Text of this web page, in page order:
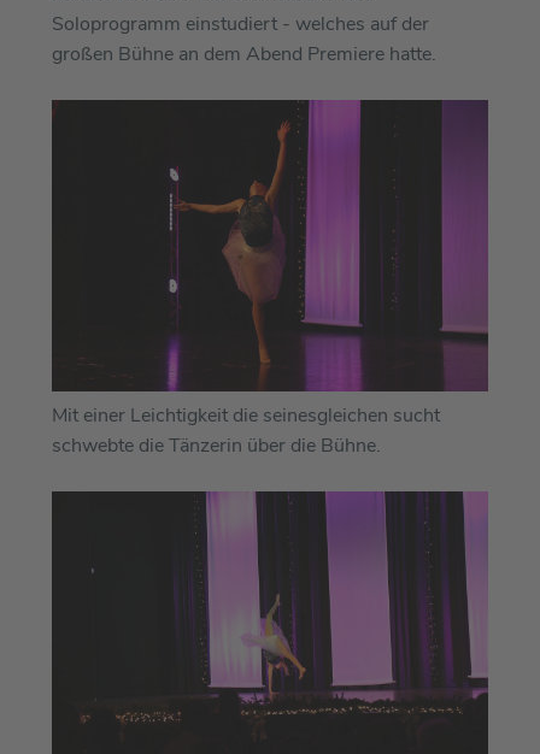
Soloprogramm einstudiert - welches auf der
großen Bühne an dem Abend Premiere hatte.
Mit einer Leichtigkeit die seinesgleichen sucht
schwebte die Tänzerin über die Bühne.